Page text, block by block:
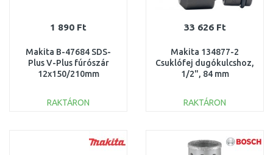
1 890 Ft
Makita B-47684 SDS-
Plus V-Plus fúrószár
12x150/210mm
RAKTÁRON
Összehasonlítás
33 626 Ft
Makita 134877-2
Csuklófej dugókulcshoz,
1/2", 84 mm
RAKTÁRON
Összehasonlítás